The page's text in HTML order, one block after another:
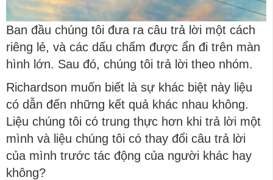
Ban đầu chúng tôi đưa ra câu trả lời một cách
riêng lẻ, và các dấu chấm được ẩn đi trên màn
hình lớn. Sau đó, chúng tôi trả lời theo nhóm.
Richardson muốn biết là sự khác biệt này liệu
có dẫn đến những kết quả khác nhau không.
Liệu chúng tôi có trung thực hơn khi trả lời một
mình và liệu chúng tôi có thay đổi câu trả lời
của mình trước tác động của người khác hay
không?